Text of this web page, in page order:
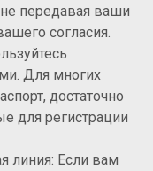
передавая ваши
согласия.
Для многих
достаточно
для регистрации
линия: Если вам